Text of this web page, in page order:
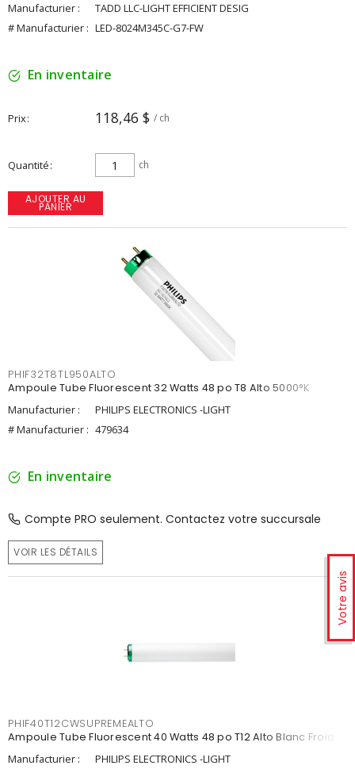
Votre avis
Manufacturier :
TADD LLC-LIGHT EFFICIENT DESIG
# Manufacturier : LED-8024M345C-G7-FW
En inventaire
Prix 118,46 $ / ch
Quantité ch
AJOUTER AU
PANIER
PHIF32T8TL950ALTO
Ampoule Tube Fluorescent 32 Watts 48 po T8 Alto 5000°K
Manufacturier :
PHILIPS ELECTRONICS -LIGHT
# Manufacturier : 479634
En inventaire
Compte PRO seulement. Contactez votre succursale
VOIR LES DÉTAILS
PHIF40T12CWSUPREMEALTO
Ampoule Tube Fluorescent 40 Watts 48 po T12 Alto Blanc Froid
Manufacturier :
PHILIPS ELECTRONICS -LIGHT